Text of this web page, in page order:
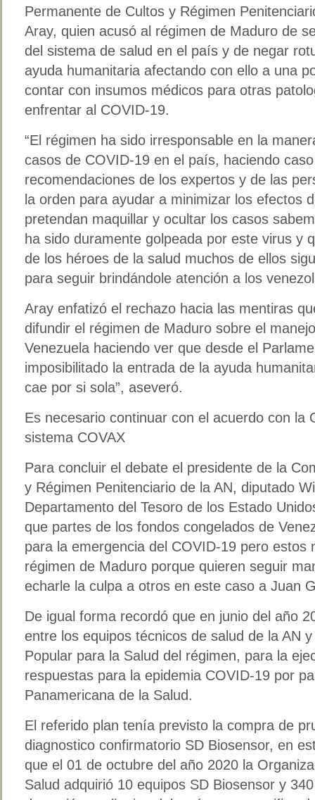
Permanente de Cultos y Régimen
Aray, quien acusó al régimen de Maduro de
del sistema de salud en el país y de negar
ayuda humanitaria afectando con ello a una
contar con insumos médicos para otras
enfrentar al COVID-19.
“El régimen ha sido irresponsable en la
casos de COVID-19 en el país, haciendo
recomendaciones de los expertos y de las
la orden para ayudar a minimizar los efectos
pretendan maquillar y ocultar los casos
ha sido duramente golpeada por este virus y
de los héroes de la salud muchos de ellos
para seguir brindándole atención a los
Aray enfatizó el rechazo hacia las mentiras
difundir el régimen de Maduro sobre el
Venezuela haciendo ver que desde el
imposibilitado la entrada de la ayuda
cae por si sola”, aseveró.
Es necesario continuar con el acuerdo con la
sistema COVAX
Para concluir el debate el presidente de la
y Régimen Penitenciario de la AN, diputado
Departamento del Tesoro de los Estado
que partes de los fondos congelados de
para la emergencia del COVID-19 pero estos
régimen de Maduro porque quieren seguir
echarle la culpa a otros en este caso a Juan
De igual forma recordó que en junio del año
entre los equipos técnicos de salud de la AN
Popular para la Salud del régimen, para la
respuestas para la epidemia COVID-19 por
Panamericana de la Salud.
El referido plan tenía previsto la compra de
diagnostico confirmatorio SD Biosensor, en
que el 01 de octubre del año 2020 la
Salud adquirió 10 equipos SD Biosensor y